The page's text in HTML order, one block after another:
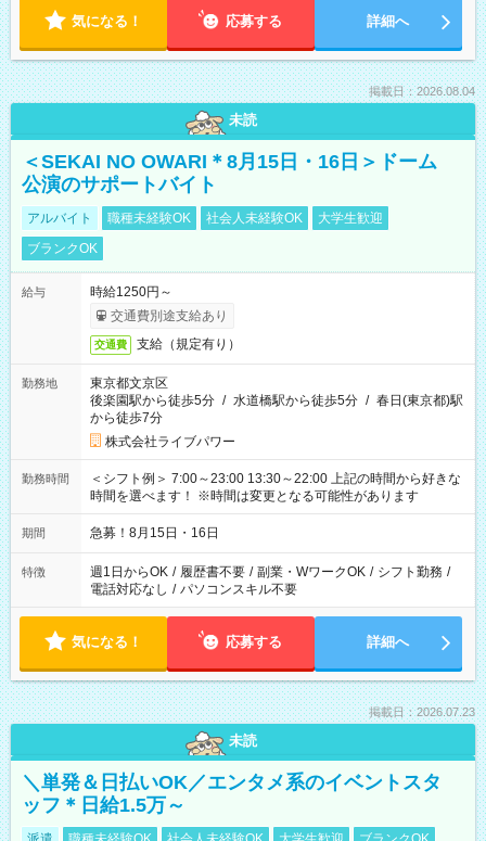
気になる！ 応募する 詳細へ
掲載日：2026.08.04
未読
＜SEKAI NO OWARI＊8月15日・16日＞ドーム
公演のサポートバイト
アルバイト 職種未経験OK 社会人未経験OK
大学生歓迎
ブランクOK
給与
時給1250円～
交通費別途支給あり
交通費 支給（規定有り）
勤務地
東京都文京区
後楽園駅から徒歩5分 / 水道橋駅から徒歩5分 / 春日(東京都)駅
から徒歩7分
株式会社ライブパワー
勤務時間
＜シフト例＞ 7:00～23:00 13:30～22:00 上記の時間から好きな
時間を選べます！ ※時間は変更となる可能性があります
期間 急募！8月15日・16日
特徴 週1日からOK / 履歴書不要 / 副業・WワークOK / シフト勤務 /
電話対応なし / パソコンスキル不要
気になる！ 応募する 詳細へ
掲載日：2026.07.23
未読
＼単発＆日払いOK／エンタメ系のイベントスタ
ッフ＊日給1.5万～